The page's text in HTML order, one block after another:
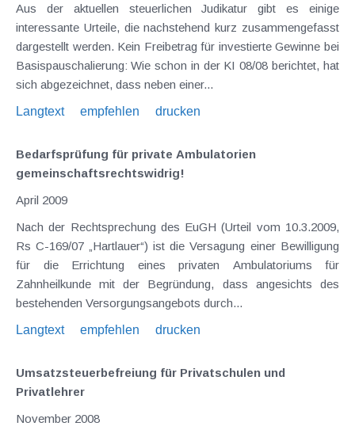
Aus der aktuellen steuerlichen Judikatur gibt es einige
interessante Urteile, die nachstehend kurz zusammengefasst
dargestellt werden. Kein Freibetrag für investierte Gewinne bei
Basispauschalierung: Wie schon in der KI 08/08 berichtet, hat
sich abgezeichnet, dass neben einer...
Langtext
empfehlen drucken
Bedarfsprüfung für private Ambulatorien
gemeinschaftsrechtswidrig!
April 2009
Nach der Rechtsprechung des EuGH (Urteil vom 10.3.2009,
Rs C-169/07 „Hartlauer“) ist die Versagung einer Bewilligung
für die Errichtung eines privaten Ambulatoriums für
Zahnheilkunde mit der Begründung, dass angesichts des
bestehenden Versorgungsangebots durch...
Langtext
empfehlen drucken
Umsatzsteuerbefreiung für Privatschulen und
Privatlehrer
November 2008